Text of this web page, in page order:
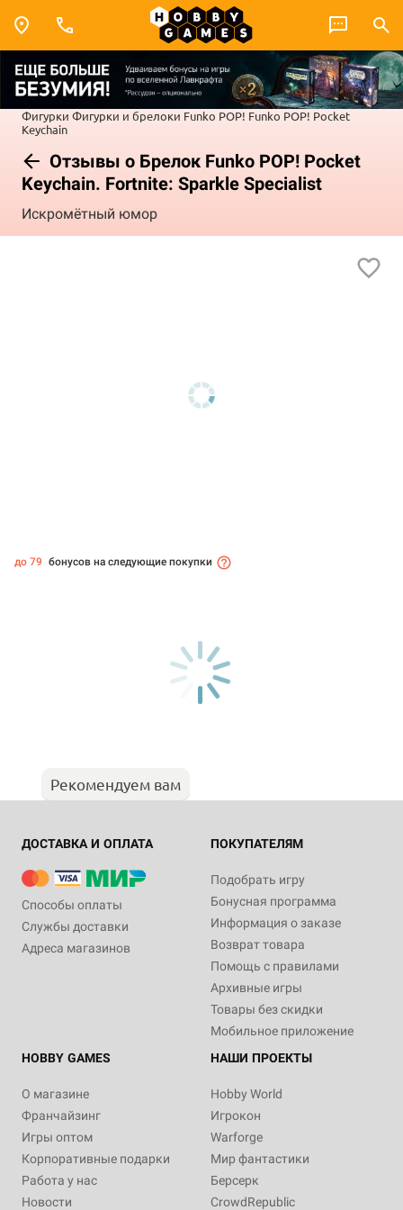
Фигурки Фигурки и брелоки Funko POP! Funko POP! Pocket
Keychain
Отзывы о Брелок Funko POP! Pocket
Keychain. Fortnite: Sparkle Specialist
Искромётный юмор
до 79 бонусов на следующие покупки
Рекомендуем вам
ДОСТАВКА И ОПЛАТА
Способы оплаты
Службы доставки
Адреса магазинов
ПОКУПАТЕЛЯМ
Подобрать игру
Бонусная программа
Информация о заказе
Возврат товара
Помощь с правилами
Архивные игры
Товары без скидки
Мобильное приложение
HOBBY GAMES
О магазине
Франчайзинг
Игры оптом
Корпоративные подарки
Работа у нас
Новости
НАШИ ПРОЕКТЫ
Hobby World
Игрокон
Warforge
Мир фантастики
Берсерк
CrowdRepublic